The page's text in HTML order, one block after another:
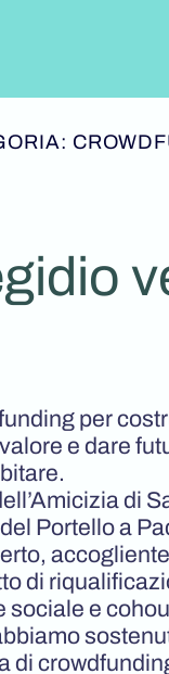
per
e dare
di
Portello a
di
sociale e
di